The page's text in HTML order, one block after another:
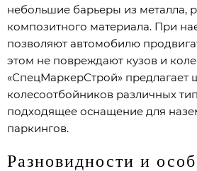
небольшие барьеры из металла,
композитного материала. При
позволяют автомобилю
этом не повреждают кузов и
«СпецМаркерСтрой»
колесоотбойников различных
подходящее оснащение для
паркингов.
Разновидности и